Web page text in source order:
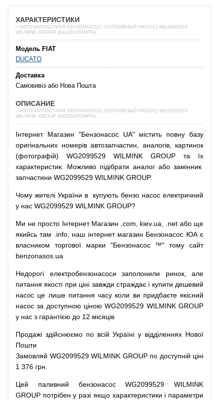
ХАРАКТЕРИСТИКИ
✅АВТОЗАПЧАСТИНА БЕНЗОНАСОС (ТОПЛИВНЫЙ НАСОС) WG2099529
WILMINK GROUP (БЕНЗОПОМПА)
Модель FIAT
DUCATO
Доставка
Самовивіз або Нова Пошта
ОПИСАНИЕ
✅АВТОЗАПЧАСТИНА БЕНЗОНАСОС (ТОПЛИВНЫЙ НАСОС) WG2099529
WILMINK GROUP (БЕНЗОПОМПА)
Інтернет Магазин "Бензонасос UA" містить повну базу
оригінальних номерів автозапчастин аналогів,
картинок
(фотографій) WG2099529 WILMINK GROUP та їх
характеристик. Можливо підібрати аналог або замінник
запчастини WG2099529 WILMINK GROUP.
Чому жителі України в купують бензо насос електричний
у нас WG2099529 WILMINK GROUP?
Ми не просто Інтернет Магазин .com kiev.ua .net або ще
якийсь там .info, наш інтернет магазин Бензонасос ЮА є
власником
торгової марки "Бензонасос ™" тому
сайт
benzonasos.ua
Недорогі електробензонасоси заполонили ринок,
але
питання якості при ціні завжди страждає і купити дешевий
насос це лише питання часу коли ви придбаєте якісний
насос за доступною ціною WG2099529 WILMINK GROUP
у нас з гарантією до 12 місяців
Продажі здійснюємо по всій Україні у відділеннях Нової
Пошти
Замовляй WG2099529 WILMINK GROUP по доступній ціні
1 376 грн.
Цей паливний бензонасосWG2099529 WILMINK
GROUP потрібен у разі якщо характеристики і параметри